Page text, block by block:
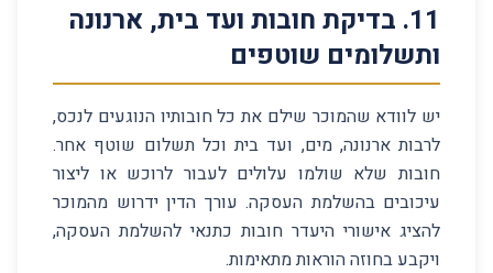
11
. בדיקת חובות ועד בית, ארנונה
ותשלומים שוטפים
יש לוודא שהמוכר שילם את כל חובותיו הנוגעים לנכס,
לרבות ארנונה, מים, ועד בית וכל תשלום שוטף אחר.
חובות שלא שולמו עלולים לעבור לרוכש או ליצור
עיכובים בהשלמת העסקה. עורך הדין ידרוש מהמוכר
להציג אישורי היעדר חובות כתנאי להשלמת העסקה,
ויקבע בחוזה הוראות מתאימות.